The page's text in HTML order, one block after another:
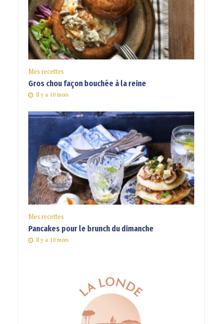
Mes recettes
Gros chou façon bouchée à la reine
Il y a 10 mois
Mes recettes
Pancakes pour le brunch du dimanche
Il y a 10 mois